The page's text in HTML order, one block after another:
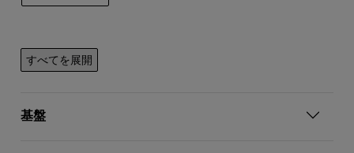
すべてを展開
基盤